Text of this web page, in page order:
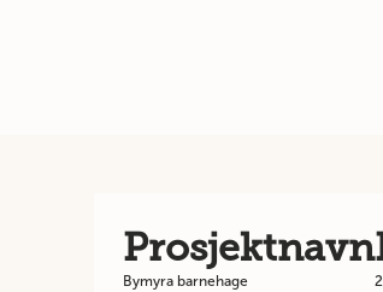
Prosjektnavn
Bymyra barnehage